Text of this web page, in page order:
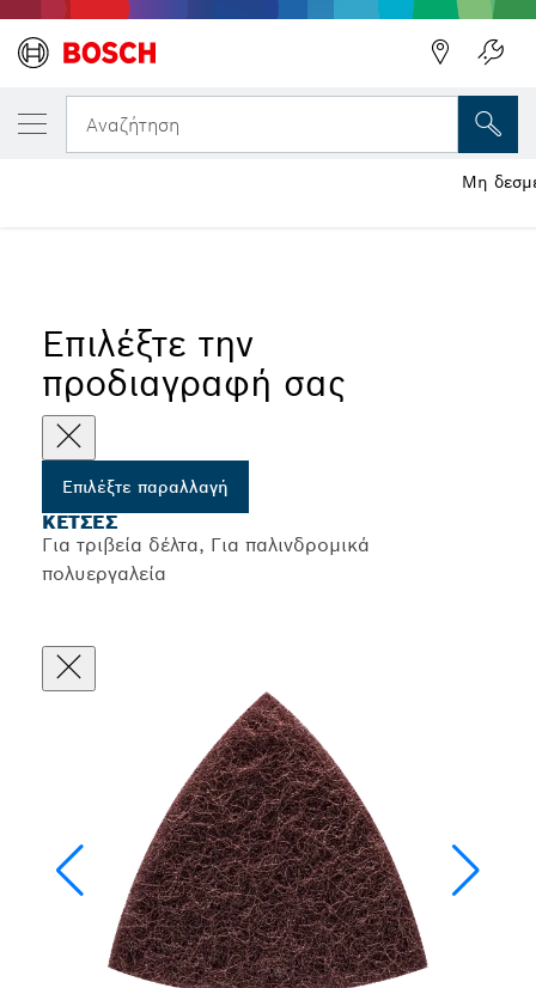
Αναζήτηση
Επιλέξτε την
προδιαγραφή σας
Επιλέξτε παραλλαγή
ΚΕΤΣΈΣ
Για τριβεία δέλτα, Για παλινδρομικά
πολυεργαλεία
Η ΕΠΙΛΕΓΜΈΝΗ ΠΑΡΑΛΛΑΓΉ ΣΑΣ
Κετσές
Μη